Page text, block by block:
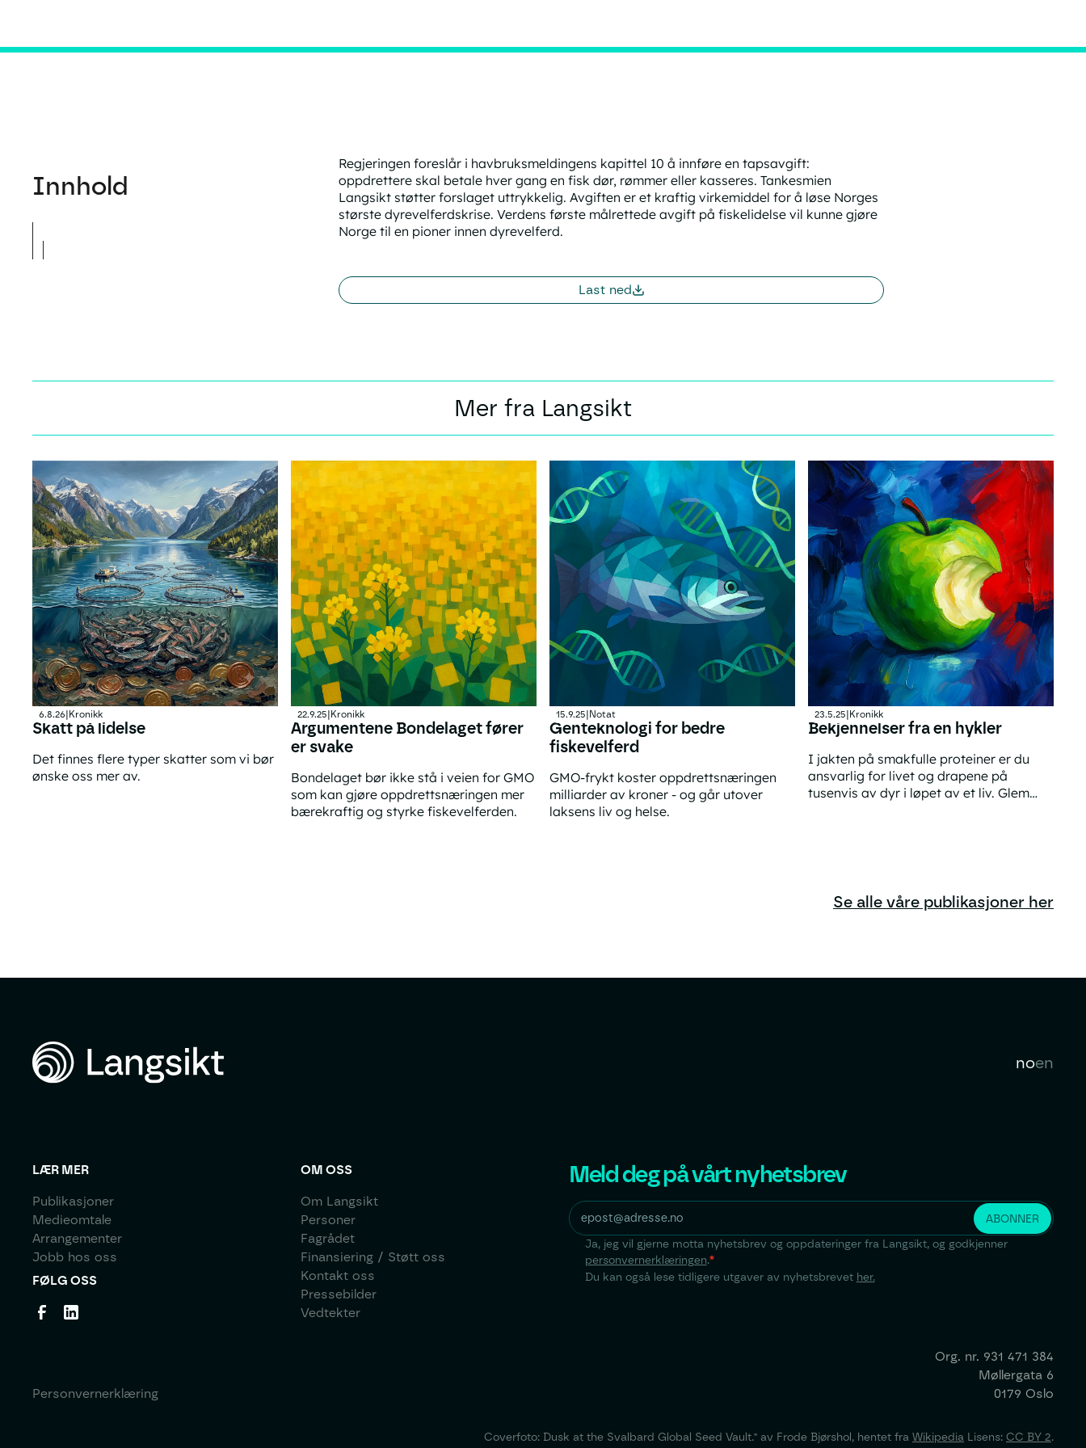
Innhold
Regjeringen foreslår i havbruksmeldingens kapittel 10 å innføre entapsavgift:
oppdrettere skal betale hver gang en fisk dør, rømmer eller kasseres. Tankesmien
Langsikt støtter forslaget uttrykkelig. Avgiften er et kraftig virkemiddel for å løse Norges
største dyrevelferdskrise. Verdens første målrettede avgift på fiskelidelse vil kunne gjøre
Norge til en pioner innen dyrevelferd.
Last ned
Mer fra Langsikt
6.8.26 Kronikk
Skatt på lidelse
Det finnes flere typer skatter som vi bør
ønske oss mer av.
22.9.25 Kronikk
Argumentene Bondelaget fører
er svake
Bondelaget bør ikke stå i veien for GMO
som kan gjøre oppdrettsnæringen mer
bærekraftig og styrke fiskevelferden.
15.9.25 Notat
Genteknologi for bedre
fiskevelferd
GMO-frykt koster oppdrettsnæringen
milliarder av kroner - og går utover
laksens liv og helse.
23.5.25 Kronikk
Bekjennelser fra en hykler
I jakten på smakfulle proteiner er du
ansvarlig for livet og drapene på
tusenvis av dyr i løpet av et liv. Glem
verste du gjør.
Se alle våre publikasjoner her
noen
LÆR MER
Publikasjoner
Medieomtale
Arrangementer
Jobb hos oss
FØLG OSS
OM OSS
Om Langsikt
Personer
Fagrådet
Finansiering / Støtt oss
Kontakt oss
Pressebilder
Vedtekter
Meld deg på vårt nyhetsbrev
Ja, jeg vil gjerne motta nyhetsbrev og oppdateringer fra Langsikt, og godkjenner
personvernerklæringen.*
Du kan også lese tidligere utgaver av nyhetsbrevet her.
Personvernerklæring
Org. nr. 931 471 384
Møllergata 6
0179 Oslo
Coverfoto: Dusk at the Svalbard Global Seed Vault." av Frode Bjørshol, hentet fra Wikipedia Lisens: CC BY 2.